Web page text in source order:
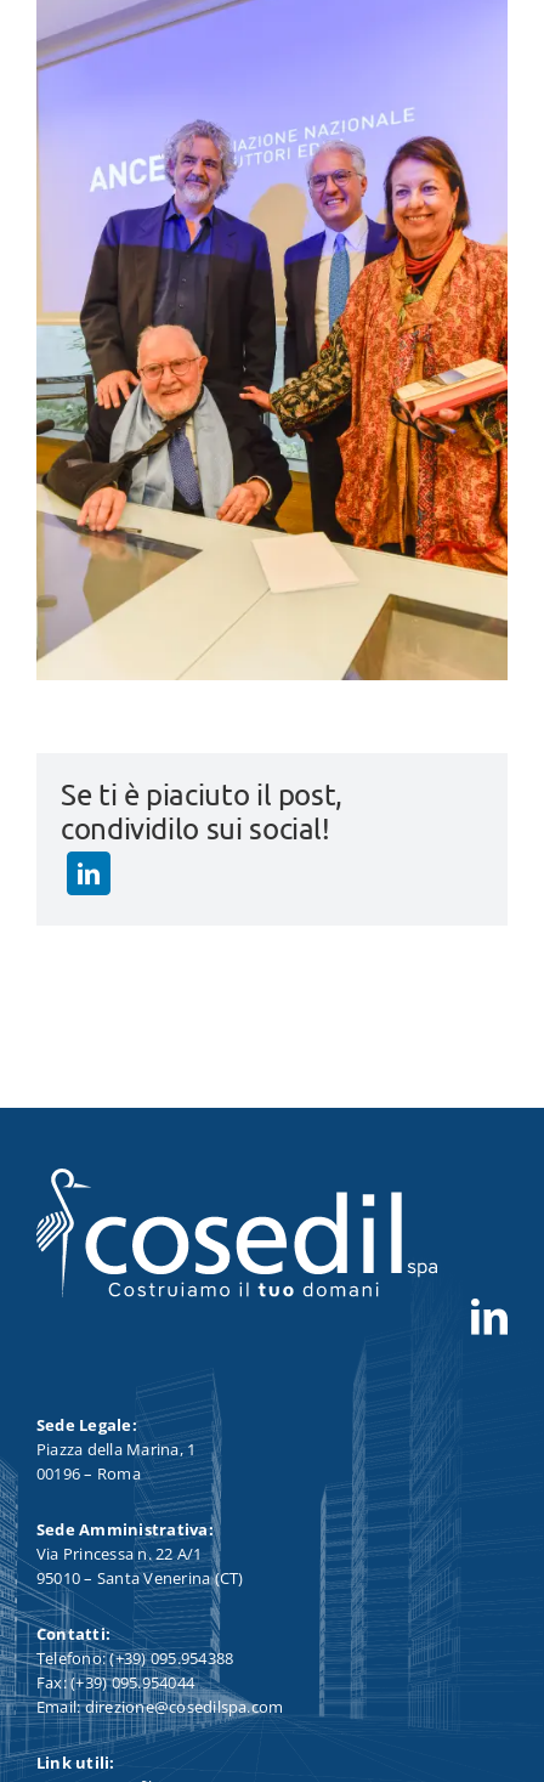
Se ti è piaciuto il post,
condividilo sui social!
Sede Legale:
Piazza della Marina, 1
00196 – Roma
Sede Amministrativa:
Via Princessa n. 22 A/1
95010 – Santa Venerina (CT)
Contatti:
Telefono: (+39) 095.954388
Fax: (+39) 095.954044
Email: direzione@cosedilspa.com
Link utili: